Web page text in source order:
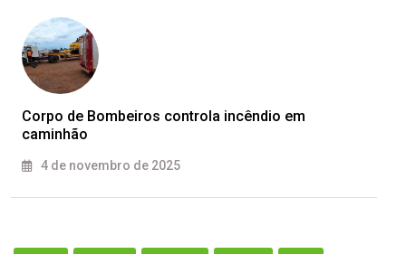
Corpo de Bombeiros controla incêndio em
caminhão
4 de novembro de 2025